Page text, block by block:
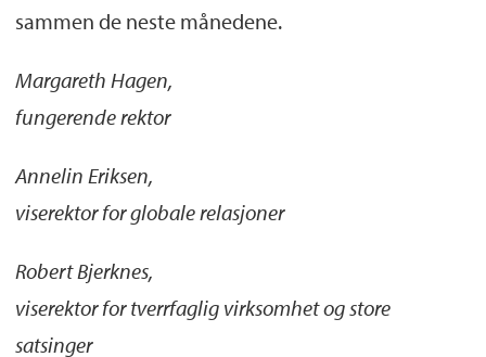
sammen de neste månedene.
Margareth Hagen,
fungerende rektor
Annelin Eriksen,
viserektor for globale relasjoner
Robert Bjerknes,
viserektor for tverrfaglig virksomhet og store
satsinger